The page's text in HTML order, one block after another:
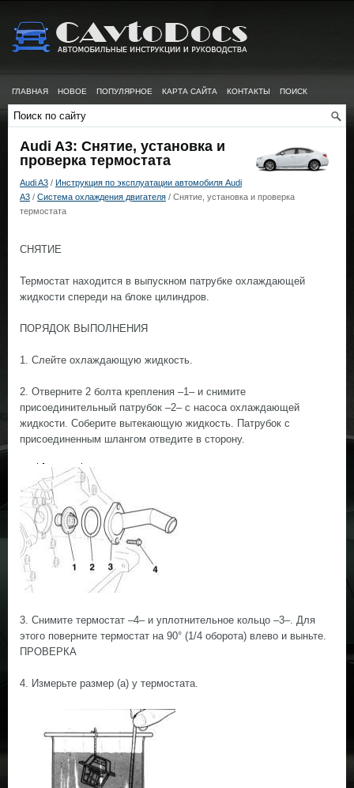
ГЛАВНАЯ НОВОЕ ПОПУЛЯРНОЕ КАРТА САЙТА КОНТАКТЫ ПОИСК
Audi A3: Снятие, установка и
проверка термостата
Audi A3 / Инструкция по эксплуатации автомобиля Audi
A3 / Система охлаждения двигателя / Снятие, установка и проверка
термостата
СНЯТИЕ
Термостат находится в выпускном патрубке охлаждающей
жидкости спереди на блоке цилиндров.
ПОРЯДОК ВЫПОЛНЕНИЯ
1. Слейте охлаждающую жидкость.
2. Отверните 2 болта крепления –1– и снимите
присоединительный патрубок –2– с насоса охлаждающей
жидкости. Соберите вытекающую жидкость. Патрубок с
присоединенным шлангом отведите в сторону.
3. Снимите термостат –4– и уплотнительное кольцо –3–. Для
этого поверните термостат на 90° (1/4 оборота) влево и выньте.
ПРОВЕРКА
4. Измерьте размер (а) у термостата.